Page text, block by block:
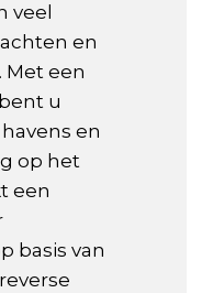
veel
en
een
u
en
op het
een
basis van